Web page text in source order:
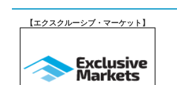
【エクスクルーシブ・マーケット 】